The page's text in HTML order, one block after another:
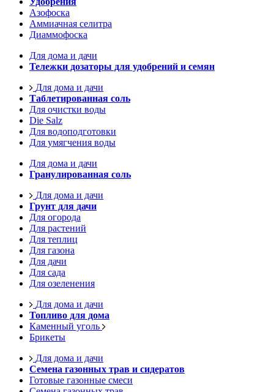
Азофоска
Аммиачная селитра
Диаммофоска
Для дома и дачи
Тележки дозаторы для удобрений и семян
Для дома и дачи
Таблетированная соль
Для очистки воды
Die Salz
Для водоподготовки
Для умягчения воды
Для дома и дачи
Гранулированная соль
Для дома и дачи
Грунт для дачи
Для огорода
Для растений
Для теплиц
Для газона
Для дачи
Для сада
Для озеленения
Для дома и дачи
Топливо для дома
Каменный уголь
Брикеты
Для дома и дачи
Семена газонных трав и сидератов
Готовые газонные смеси